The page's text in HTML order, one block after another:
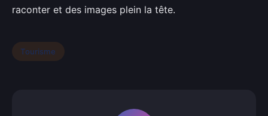
raconter et des images plein la tête.
Tourisme